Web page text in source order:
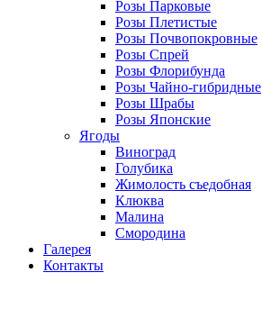
Розы Парковые
Розы Плетистые
Розы Почвопокровные
Розы Спрей
Розы Флорибунда
Розы Чайно-гибридные
Розы Шрабы
Розы Японские
Ягоды
Виноград
Голубика
Жимолость съедобная
Клюква
Малина
Смородина
Галерея
Контакты